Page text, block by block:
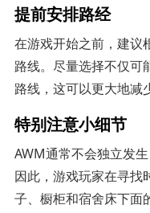
提前安排路经
在游戏开始之前，建议
路线。尽量选择不仅可
路线，这可以更大地减
特别注意小细节
AWM通常不会独立发
因此，游戏玩家在寻找
子、橱柜和宿舍床下面